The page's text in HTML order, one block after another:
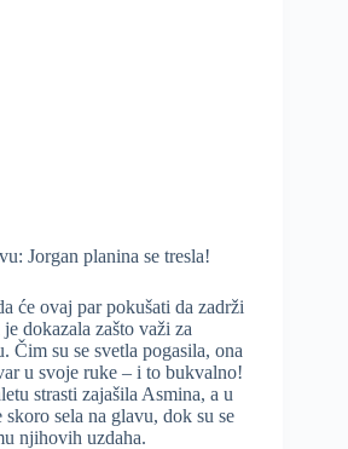
Jorgan planina se tresla!
će ovaj par pokušati da zadrži
dokazala zašto važi za
Čim su se svetla pogasila, ona
u svoje ruke – i to bukvalno!
strasti zajašila Asmina, a u
sela na glavu, dok su se
njihovih uzdaha.